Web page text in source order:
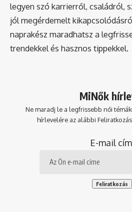
legyen szó karrierről, családról,
jól megérdemelt
naprakész maradhatsz a
trendekkel és hasznos tippekkel.
MiNők
Ne maradj le a legfrissebb női
hírlevelére az alábbi
E-mail